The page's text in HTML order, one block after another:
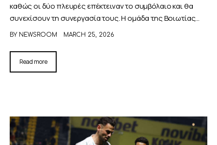
καθώς οι δύο πλευρές επέκτειναν το συμβόλαιο και θα
συνεχίσουν τη συνεργασία τους. Η ομάδα της Βοιωτίας…
BY NEWSROOM MARCH 25, 2026
Read more